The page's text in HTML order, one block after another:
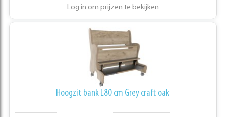
Log in om prijzen te bekijken
Hoogzit bank L80 cm Grey craft oak